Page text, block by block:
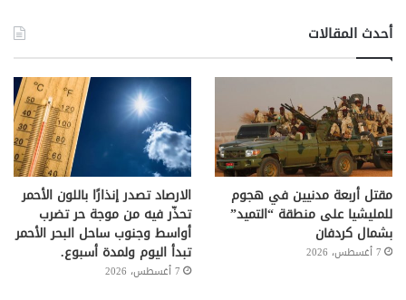
أحدث المقالات
مقتل أربعة مدنيين في هجوم
للمليشيا على منطقة “التميد”
بشمال كردفان
7 أغسطس، 2026
الارصاد تصدر إنذارًا باللون الأحمر
تحذّر فيه من موجة حر تضرب
أواسط وجنوب ساحل البحر الأحمر
تبدأ اليوم ولمدة أسبوع.
7 أغسطس، 2026